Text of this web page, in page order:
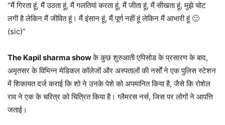
“मैं गिरता हूं, मैं उठता हूं, मैं गलतियां करता हूं, मैं जीता हूं, मैं सीखता हूं, मुझे चोट
लगी है लेकिन मैं जीवित हूं। मैं इंसान हूं, मैं पूर्ण नहीं हूं लेकिन मैं आभारी हूं 🙂
(sic)”
The Kapil sharma showके कुछ शुरुआती एपिसोड के प्रसारण के बाद,
अमृतसर के विभिन्न मेडिकल कॉलेजों और अस्पतालों की नर्सों ने एक पुलिस स्टेशन
में शिकायत दर्ज कराई कि शो ने उनके पेशे को अपमानित किया है, जैसे कि रोशेल
राव ने एक के चरित्र को चित्रित किया है। ग्लैमरस नर्स, जिस पर लोगों ने आपत्ति
जताई।